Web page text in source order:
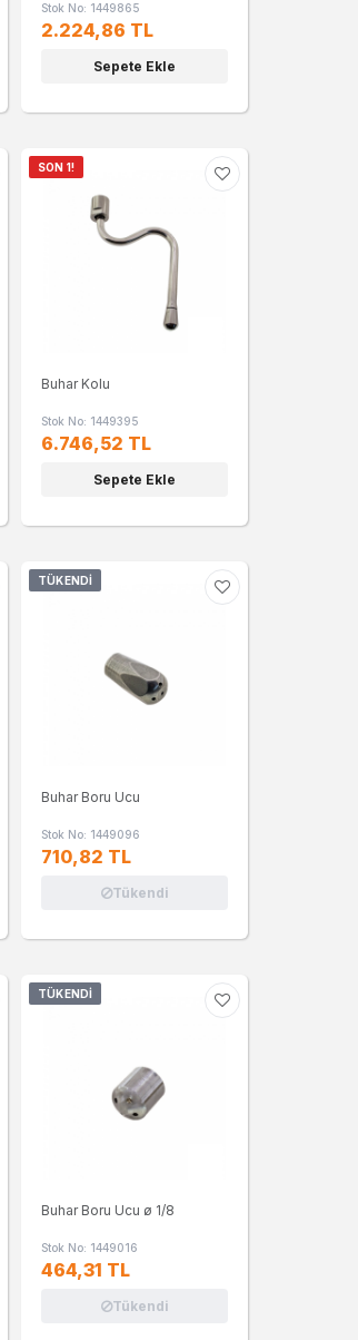
Stok No: 1449865
2.224,86 TL
Sepete Ekle
SON 1!
Buhar Kolu
Stok No: 1449395
6.746,52 TL
Sepete Ekle
TÜKENDI
Buhar Boru Ucu
Stok No: 1449096
710,82 TL
Tükendi
TÜKENDI
Buhar Boru Ucu ø 1/8
Stok No: 1449016
464,31 TL
Tükendi